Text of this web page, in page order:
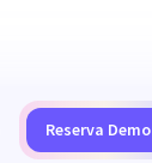
Reserva Demo